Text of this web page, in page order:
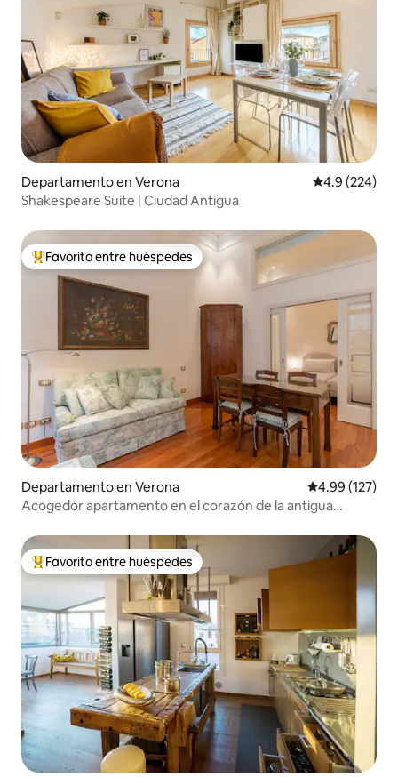
Departamento en Verona Calificación
4.9 (224)
Shakespeare Suite | Ciudad Antigua
De los mejores en Favorito entre huéspedes
Favorito entre huéspedes
Departamento en Verona Calificación
4.99 (127)
Acogedor apartamento en el corazón de la antigua
De los mejores en Favorito entre huéspedes
Favorito entre huéspedes